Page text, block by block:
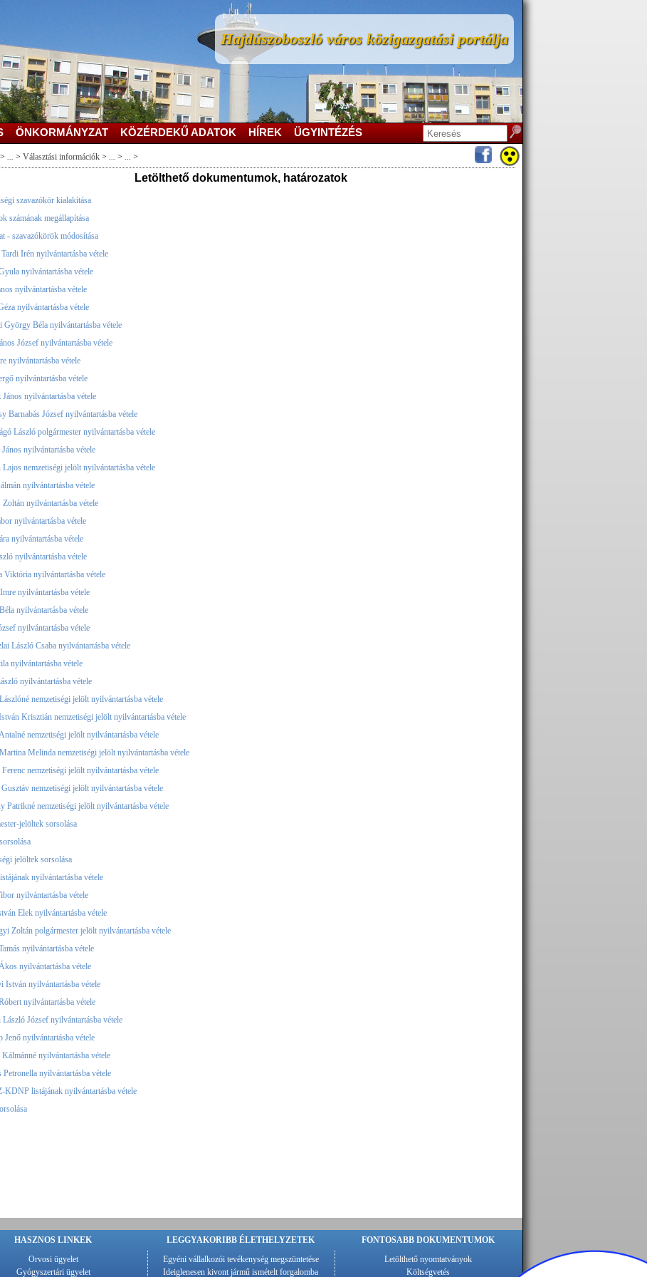
Hajdúszoboszló város közigazgatási portálja
ÖNKORMÁNYZAT KÖZÉRDEKŰ ADATOK HÍREK ÜGYINTÉZÉS
> ... > Választási információk > ... > ... >
Letölthető dokumentumok, határozatok
szavazókör kialakítása
számának megállapítása
- szavazókörök módosítása
Irén nyilvántartásba vétele
nyilvántartásba vétele
nyilvántartásba vétele
nyilvántartásba vétele
György Béla nyilvántartásba vétele
József nyilvántartásba vétele
nyilvántartásba vétele
nyilvántartásba vétele
János nyilvántartásba vétele
Barnabás József nyilvántartásba vétele
László polgármester nyilvántartásba vétele
nyilvántartásba vétele
nemzetiségi jelölt nyilvántartásba vétele
nyilvántartásba vétele
Zoltán nyilvántartásba vétele
nyilvántartásba vétele
nyilvántartásba vétele
nyilvántartásba vétele
Viktória nyilvántartásba vétele
nyilvántartásba vétele
nyilvántartásba vétele
nyilvántartásba vétele
László Csaba nyilvántartásba vétele
nyilvántartásba vétele
nyilvántartásba vétele
nemzetiségi jelölt nyilvántartásba vétele
Krisztián nemzetiségi jelölt nyilvántartásba vétele
nemzetiségi jelölt nyilvántartásba vétele
Melinda nemzetiségi jelölt nyilvántartásba vétele
Ferenc nemzetiségi jelölt nyilvántartásba vétele
nemzetiségi jelölt nyilvántartásba vétele
Patrikné nemzetiségi jelölt nyilvántartásba vétele
jelöltek sorsolása
jelöltek sorsolása
nyilvántartásba vétele
nyilvántartásba vétele
Elek nyilvántartásba vétele
Zoltán polgármester jelölt nyilvántartásba vétele
nyilvántartásba vétele
nyilvántartásba vétele
István nyilvántartásba vétele
nyilvántartásba vétele
József nyilvántartásba vétele
Jenő nyilvántartásba vétele
nyilvántartásba vétele
nyilvántartásba vétele
KDNP listájának nyilvántartásba vétele
HASZNOS LINKEK LEGGYAKORIBB ÉLETHELYZETEK
FONTOSABB DOKUMENTUMOK
Orvosi ügyelet
Gyógyszertári ügyelet
Egyéni vállalkozói tevékenység megszüntetése
Ideiglenesen kivont jármű ismételt forgalomba
Letölthető nyomtatványok
Költségvetés